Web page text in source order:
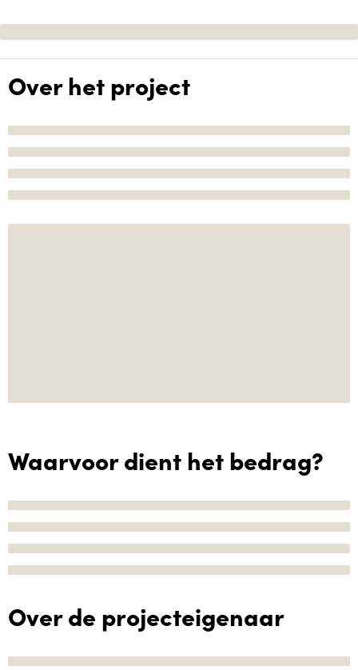
Over het project
Waarvoor dient het bedrag?
Over de projecteigenaar